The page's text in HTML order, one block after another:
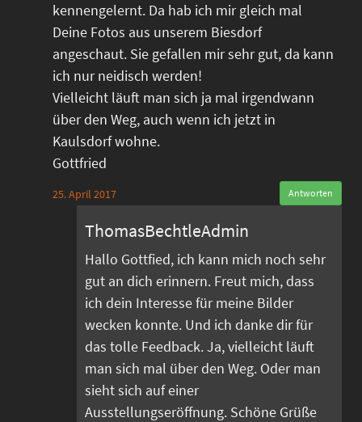
kennengelernt. Da hab ich mir gleich mal
Deine Fotos aus unserem Biesdorf
angeschaut. Sie gefallen mir sehr gut, da kann
ich nur neidisch werden!
Vielleicht läuft man sich ja mal irgendwann
über den Weg, auch wenn ich jetzt in
Kaulsdorf wohne.
Gottfried
25. April 2017 Antworten
ThomasBechtleAdmin
Hallo Gottfied, ich kann mich noch sehr
gut an dich erinnern. Freut mich, dass
ich dein Interesse für meine Bilder
wecken konnte. Und ich danke dir für
das tolle Feedback. Ja, vielleicht läuft
man sich mal über den Weg. Oder man
sieht sich auf einer
Ausstellungseröffnung. Schöne Grüße